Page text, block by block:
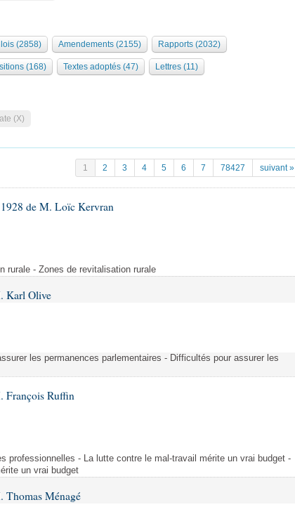
(2858) Amendements (2155) Rapports (2032)
(168) Textes adoptés (47) Lettres (11)
(X)
1 2 3 4 5 6 7 78427 suivant »
de M. Loïc Kervran
rurale - Zones de revitalisation rurale
Karl Olive
les permanences parlementaires - Difficultés pour assurer les
François Ruffin
professionnelles - La lutte contre le mal-travail mérite un vrai budget -
un vrai budget
Thomas Ménagé